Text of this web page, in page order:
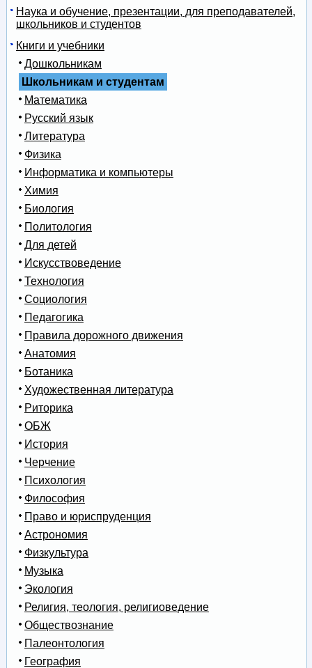
Наука и обучение, презентации, для преподавателей,
школьников и студентов
Книги и учебники
Дошкольникам
Школьникам и студентам
Математика
Русский язык
Литература
Физика
Информатика и компьютеры
Химия
Биология
Политология
Для детей
Искусствоведение
Технология
Социология
Педагогика
Правила дорожного движения
Анатомия
Ботаника
Художественная литература
Риторика
ОБЖ
История
Черчение
Психология
Философия
Право и юриспруденция
Астрономия
Физкультура
Музыка
Экология
Религия, теология, религиоведение
Обществознание
Палеонтология
География